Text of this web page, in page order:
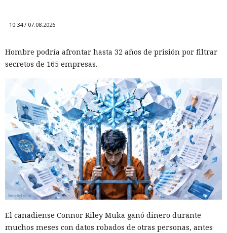
10:34 / 07.08.2026
Hombre podría afrontar hasta 32 años de prisión por filtrar
secretos de 165 empresas.
El canadiense Connor Riley Muka ganó dinero durante
muchos meses con datos robados de otras personas, antes